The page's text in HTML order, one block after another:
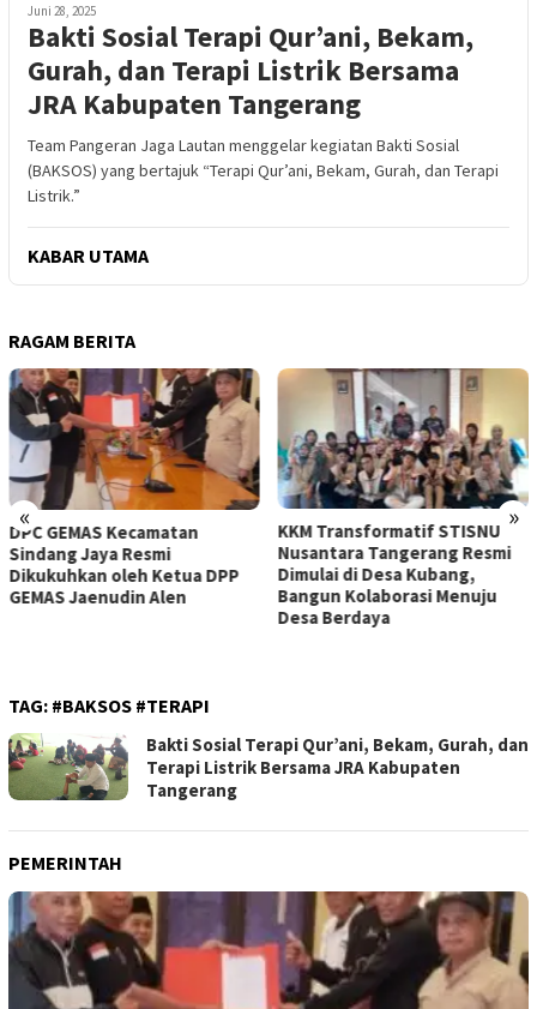
Juni 28, 2025
Bakti Sosial Terapi Qur’ani, Bekam,
Gurah, dan Terapi Listrik Bersama
JRA Kabupaten Tangerang
Team Pangeran Jaga Lautan menggelar kegiatan Bakti Sosial
(BAKSOS) yang bertajuk “Terapi Qur’ani, Bekam, Gurah, dan Terapi
Listrik.”
KABAR UTAMA
RAGAM BERITA
« »
KKM Transformatif STISNU
Nusantara Tangerang Resmi
Dimulai di Desa Kubang,
Bangun Kolaborasi Menuju
OA PHIGMA Berperan Aktif
Mengawal Penyumpahan 105
Advokat Baru di Pengadilan
Tinggi Banten
TAG: #BAKSOS #TERAPI
Bakti Sosial Terapi Qur’ani, Bekam, Gurah, dan
Terapi Listrik Bersama JRA Kabupaten
Tangerang
PEMERINTAH